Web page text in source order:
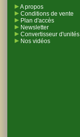
A propos
Conditions de vente
Plan d'accès
Newsletter
Convertisseur d'unités
Nos vidéos